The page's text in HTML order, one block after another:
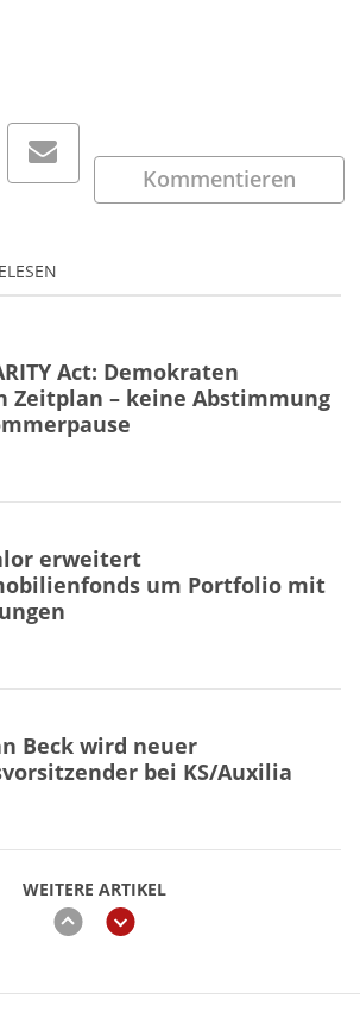
Kommentieren
WEITERE ARTIKEL
zurückweiter
Act: Demokraten
Zeitplan – keine Abstimmung
erweitert
um Portfolio mit
Beck wird neuer
bei KS/Auxilia